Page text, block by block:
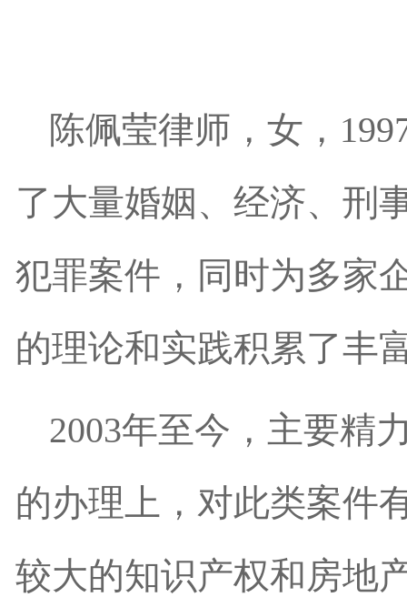
陈佩莹律师，女，
了大量婚姻、经济、刑
犯罪案件，同时为多家
的理论和实践积累了丰
2003年至今，主要精
的办理上，对此类案件
较大的知识产权和房地